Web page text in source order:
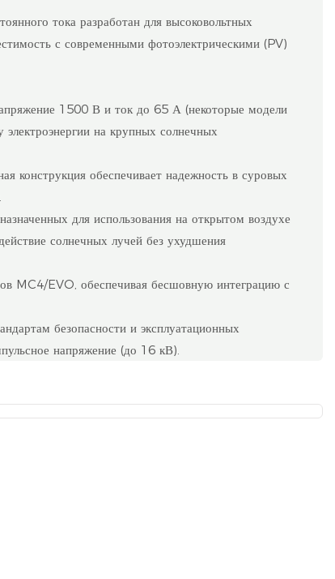
тока разработан для высоковольтных
с современными фотоэлектрическими (PV)
1500 В и ток до 65 А (некоторые модели
на крупных солнечных
конструкция обеспечивает надежность в суровых
для использования на открытом воздухе
солнечных лучей без ухудшения
MC4/EVO, обеспечивая бесшовную интеграцию с
безопасности и эксплуатационных
напряжение (до 16 кВ).